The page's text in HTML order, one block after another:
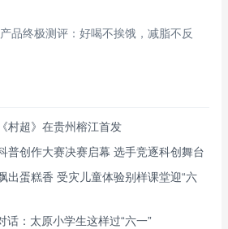
品终极测评：好喝不挨饿，减脂不反
村超》在贵州榕江首发
普创作大赛决赛启幕 选手竞逐科创舞台
出蛋糕香 受灾儿童体验别样课堂迎“六
话：太原小学生这样过“六一”